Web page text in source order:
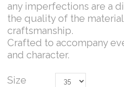
any imperfections are a
the quality of the
craftsmanship.
Crafted to accompany
and character.
Size